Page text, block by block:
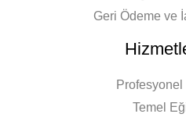
Geri Ödeme ve
Temel